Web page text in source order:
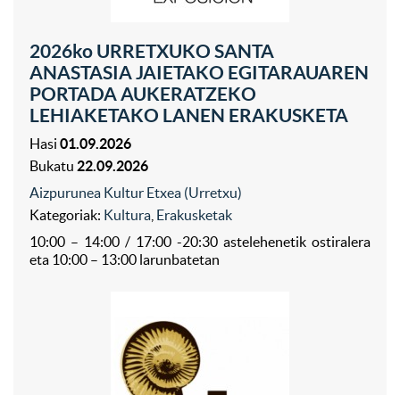
2026ko URRETXUKO SANTA
ANASTASIA JAIETAKO EGITARAUAREN
PORTADA AUKERATZEKO
LEHIAKETAKO LANEN ERAKUSKETA
Hasi 01.09.2026
Bukatu 22.09.2026
Aizpurunea Kultur Etxea (Urretxu)
Kategoriak: Kultura Erakusketak
10:00 – 14:00 / 17:00 -20:30 astelehenetik ostiralera
eta 10:00 – 13:00 larunbatetan